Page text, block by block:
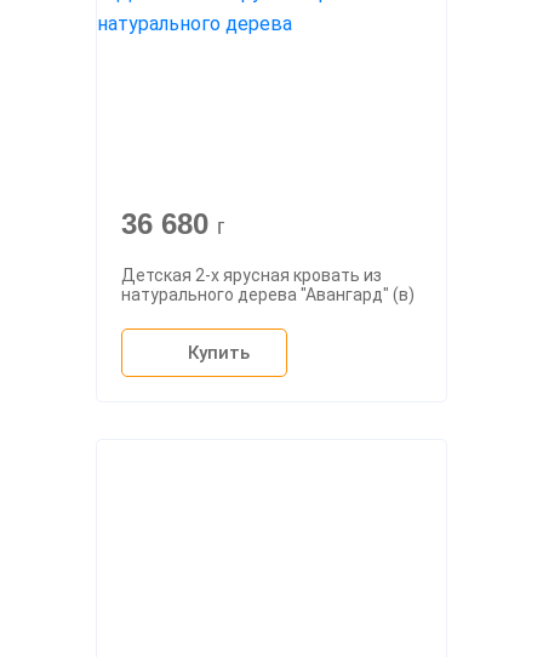
36 680 г
Детская 2-х ярусная кровать из
натурального дерева "Авангард" (в)
Купить